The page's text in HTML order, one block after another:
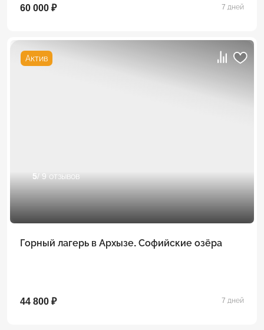
60 000 ₽ 7 дней
Актив
5/ 9 отзывов
Горный лагерь в Архызе. Софийские озёра
44 800 ₽ 7 дней